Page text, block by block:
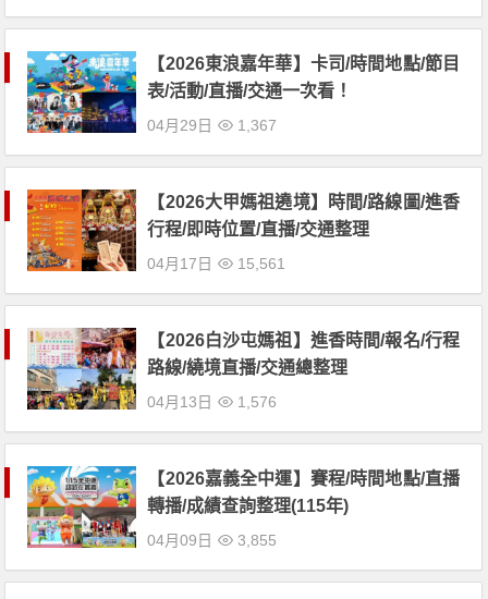
【2026東浪嘉年華】卡司/時間地點/節目
表/活動/直播/交通一次看！
04月29日 1,367
【2026大甲媽祖遶境】時間/路線圖/進香
行程/即時位置/直播/交通整理
04月17日 15,561
【2026白沙屯媽祖】進香時間/報名/行程
路線/繞境直播/交通總整理
04月13日 1,576
【2026嘉義全中運】賽程/時間地點/直播
轉播/成績查詢整理(115年)
04月09日 3,855